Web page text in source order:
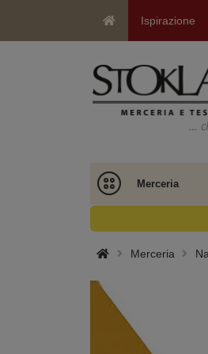
Ispirazione
…
Merceria
Merceria